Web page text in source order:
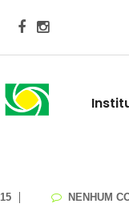
NENHUM